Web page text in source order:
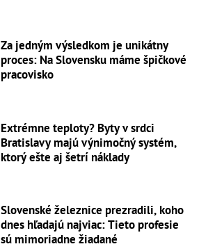
Za jedným výsledkom je unikátny
proces: Na Slovensku máme špičkové
pracovisko
Extrémne teploty? Byty v srdci
Bratislavy majú výnimočný systém,
ktorý ešte aj šetrí náklady
Slovenské železnice prezradili, koho
dnes hľadajú najviac: Tieto profesie
sú mimoriadne žiadané